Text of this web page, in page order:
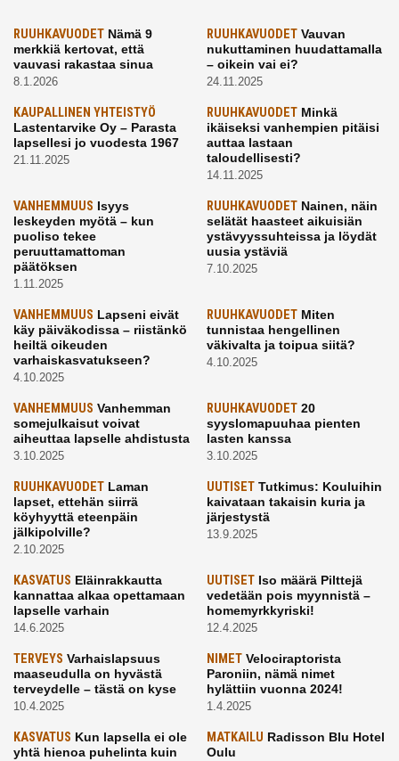
RUUHKAVUODET Nämä 9
merkkiä kertovat, että
vauvasi rakastaa sinua
8.1.2026
RUUHKAVUODETVauvan
nukuttaminen huudattamalla
– oikein vai ei?
24.11.2025
KAUPALLINEN YHTEISTYÖ
Lastentarvike Oy – Parasta
lapsellesi jo vuodesta 1967
21.11.2025
RUUHKAVUODETMinkä
ikäiseksi vanhempien pitäisi
auttaa lastaan
taloudellisesti?
14.11.2025
VANHEMMUUS Isyys
leskeyden myötä – kun
puoliso tekee
peruuttamattoman
päätöksen
1.11.2025
RUUHKAVUODETNainen, näin
selätät haasteet aikuisiän
ystävyyssuhteissa ja löydät
uusia ystäviä
7.10.2025
VANHEMMUUS Lapseni eivät
käy päiväkodissa – riistänkö
heiltä oikeuden
varhaiskasvatukseen?
4.10.2025
RUUHKAVUODETMiten
tunnistaa hengellinen
väkivalta ja toipua siitä?
4.10.2025
VANHEMMUUS Vanhemman
somejulkaisut voivat
aiheuttaa lapselle ahdistusta
3.10.2025
RUUHKAVUODET20
syyslomapuuhaa pienten
lasten kanssa
3.10.2025
RUUHKAVUODET Laman
lapset, ettehän siirrä
köyhyyttä eteenpäin
jälkipolville?
2.10.2025
UUTISETTutkimus: Kouluihin
kaivataan takaisin kuria ja
järjestystä
13.9.2025
KASVATUS Eläinrakkautta
kannattaa alkaa opettamaan
lapselle varhain
14.6.2025
UUTISETIso määrä Pilttejä
vedetään pois myynnistä –
homemyrkkyriski!
12.4.2025
TERVEYS Varhaislapsuus
maaseudulla on hyvästä
terveydelle – tästä on kyse
10.4.2025
NIMETVelociraptorista
Paroniin, nämä nimet
hylättiin vuonna 2024!
1.4.2025
KASVATUS Kun lapsella ei ole
yhtä hienoa puhelinta kuin
MATKAILU Radisson Blu Hotel
Oulu